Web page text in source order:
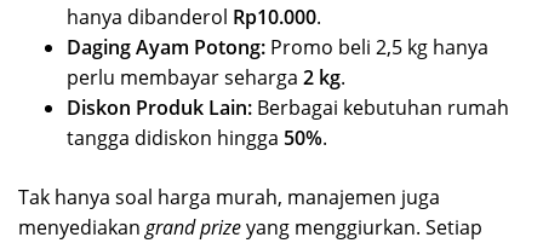
hanya dibanderol Rp10.000.
Daging Ayam Potong: Promo beli 2,5 kg hanya
perlu membayar seharga 2 kg.
Diskon Produk Lain: Berbagai kebutuhan rumah
tangga didiskon hingga 50%.
​Tak hanya soal harga murah, manajemen juga
menyediakan grand prizeyang menggiurkan. Setiap